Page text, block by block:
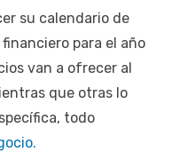
su calendario de
para el año
van a ofrecer al
que otras lo
todo